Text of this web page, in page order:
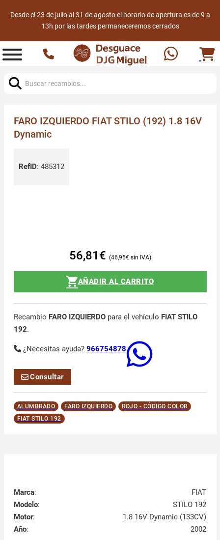
Desde el 23 de julio al 31 de agosto el horario de apertura es de 9 a
13h por las tardes permaneceremos cerrados
FARO IZQUIERDO FIAT STILO (192) 1.8 16V
Dynamic
RefID: 485312
56,81 € 46,95€
AÑADIR AL CARRITO
Recambio FARO IZQUIERDOpara el vehículo FIAT STILO
192.
¿Necesitas ayuda? 966754878
Consultar
ALUMBRADO FARO IZQUIERDO
ROJO - CÓDIGO COLOR
FIAT STILO 192
Marca:
FIAT
Modelo:
STILO 192
Motor:
1.8 16V Dynamic (133CV)
Año: 2002